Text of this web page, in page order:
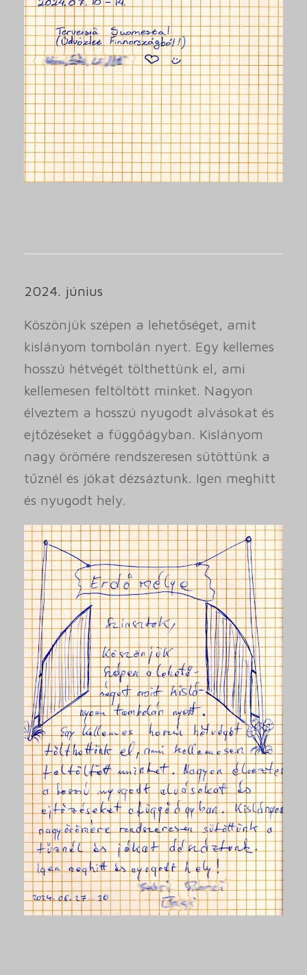
2024. június
Köszönjük szépen a lehetőséget, amit
kislányom tombolán nyert. Egy kellemes
hosszú hétvégét tölthettünk el, ami
kellemesen feltöltött minket. Nagyon
élveztem a hosszú nyugodt alvásokat és
ejtőzéseket a függőágyban. Kislányom
nagy örömére rendszeresen sütöttünk a
tűznél és jókat dézsáztunk. Igen meghitt
és nyugodt hely.